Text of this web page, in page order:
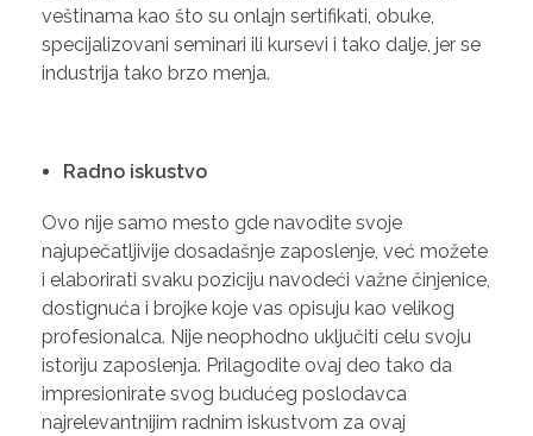
veštinama kao što su onlajn sertifikati, obuke,
specijalizovani seminari ili kursevi i tako dalje, jer se
industrija tako brzo menja.
Radno iskustvo
Ovo nije samo mesto gde navodite svoje
najupečatljivije dosadašnje zaposlenje, već možete
i elaborirati svaku poziciju navodeći važne činjenice,
dostignuća i brojke koje vas opisuju kao velikog
profesionalca. Nije neophodno uključiti celu svoju
istoriju zaposlenja. Prilagodite ovaj deo tako da
impresionirate svog budućeg poslodavca
najrelevantnijim radnim iskustvom za ovaj